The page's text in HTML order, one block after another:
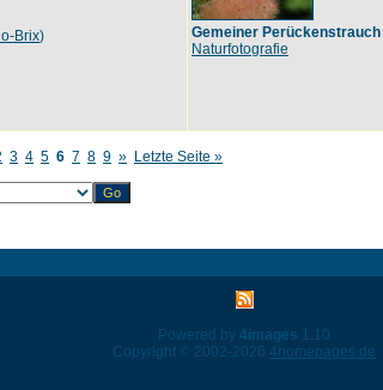
Brix)
Gemeiner Perückenstrauch
Naturfotografie
3 4 5 6 7 8 9 » Letzte Seite »
Powered by 4images 1.10
Copyright © 2002-2026 4homepages.de